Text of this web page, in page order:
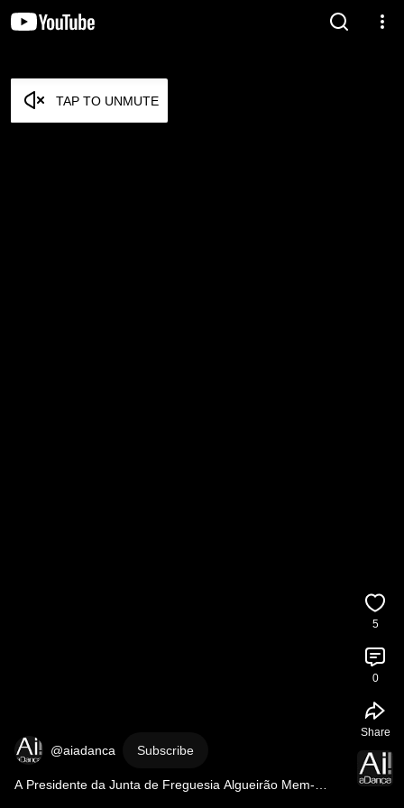
TAP TO UNMUTE
@aiadanca Subscribe
A Presidente da Junta de Freguesia Algueirão Mem-
5
0
Share